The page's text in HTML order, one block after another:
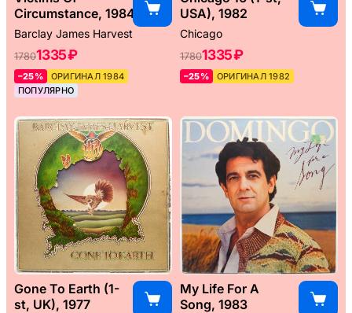
Circumstance, 1984
Barclay James Harvest
17801335 ₽
–25%
ОРИГИНАЛ 1984
ПОПУЛЯРНО
USA), 1982
Chicago
17801335 ₽
–25% ОРИГИНАЛ 1982
Gone To Earth (1-
st, UK), 1977
My Life For A
Song, 1983